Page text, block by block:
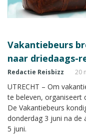
Vakantiebeurs
naar driedaags-
Redactie Reisbizz 20
UTRECHT – Om
te beleven, organiseert
De Vakantiebeurs
donderdag 3 juni na de
5 juni.